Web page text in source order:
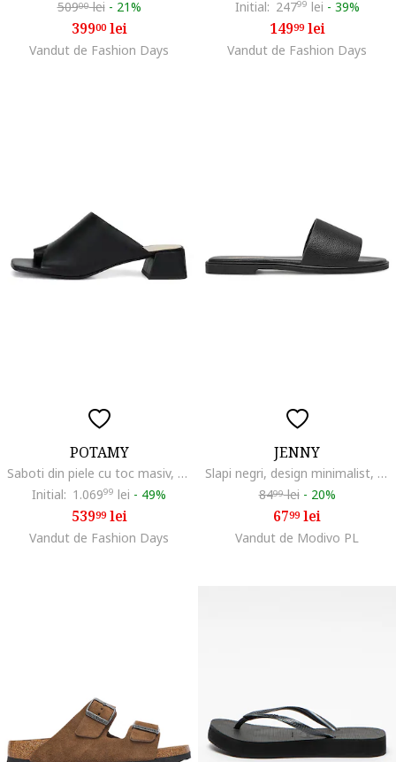
50900lei - 21%
39900lei
Vandut de Fashion Days
Initial: 24799 lei - 39%
14999lei
Vandut de Fashion Days
POTAMY
Saboti din piele cu toc masiv, Negru
Initial: 1.06999 lei - 49%
53999lei
Vandut de Fashion Days
JENNY
Slapi negri, design minimalist, Negru
8499lei - 20%
6799lei
Vandut de Modivo PL